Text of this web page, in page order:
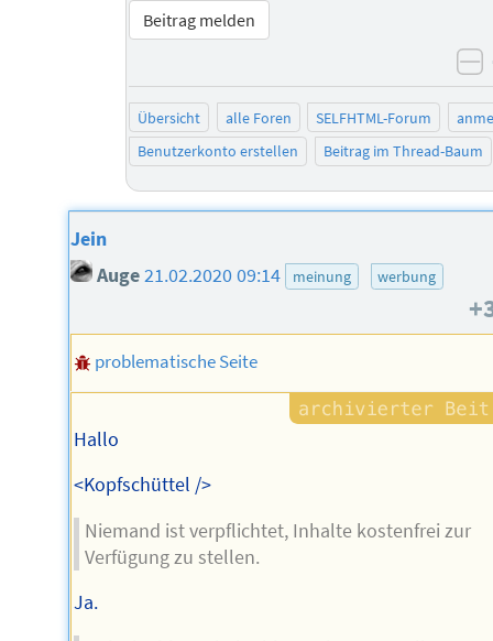
Beitrag melden
Übersicht alle Foren SELFHTML-Forum
Benutzerkonto erstellen
Beitrag im Thread-Baum
Jein
Auge21.02.2020 09:14 meinung werbung
problematische Seite
Hallo
<Kopfschüttel />
Niemand ist verpflichtet, Inhalte kostenfrei zur
Verfügung zu stellen.
Ja.